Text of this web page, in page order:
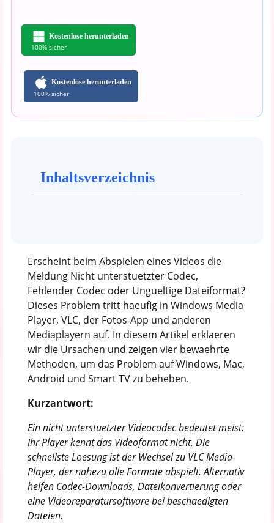
Kostenlose herunterladen
100% sicher
Kostenlose herunterladen
100% sicher
Inhaltsverzeichnis
Erscheint beim Abspielen eines Videos die
Meldung Nicht unterstuetzter Codec,
Fehlender Codec oder Ungueltige Dateiformat?
Dieses Problem tritt haeufig in Windows Media
Player, VLC, der Fotos-App und anderen
Mediaplayern auf. In diesem Artikel erklaeren
wir die Ursachen und zeigen vier bewaehrte
Methoden, um das Problem auf Windows, Mac,
Android und Smart TV zu beheben.
Kurzantwort:
Ein nicht unterstuetzter Videocodec bedeutet meist:
Ihr Player kennt das Videoformat nicht. Die
schnellste Loesung ist der Wechsel zu VLC Media
Player, der nahezu alle Formate abspielt. Alternativ
helfen Codec-Downloads, Dateikonvertierung oder
eine Videoreparatursoftware bei beschaedigten
Dateien.